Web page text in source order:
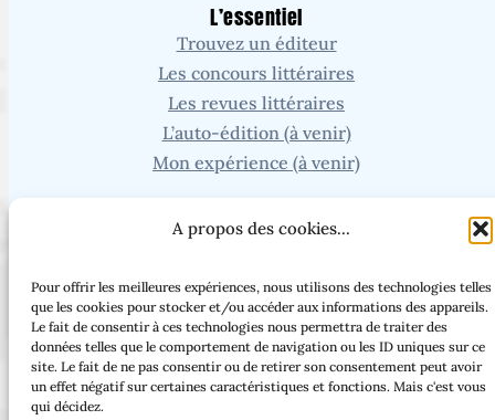
A propos des cookies...
Pour offrir les meilleures expériences, nous utilisons des technologies telles
que les cookies pour stocker et/ou accéder aux informations des appareils.
Le fait de consentir à ces technologies nous permettra de traiter des
données telles que le comportement de navigation ou les ID uniques sur ce
site. Le fait de ne pas consentir ou de retirer son consentement peut avoir
un effet négatif sur certaines caractéristiques et fonctions. Mais c'est vous
qui décidez.
L’essentiel
Trouvez un éditeur
Les concours littéraires
Les revues littéraires
L’auto-édition (à venir)
Mon expérience (à venir)
Facebook Threads InstagramBluesky